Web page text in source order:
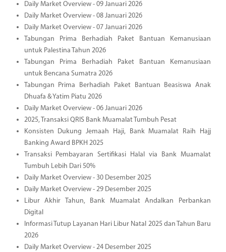
Daily Market Overview - 09 Januari 2026
Daily Market Overview - 08 Januari 2026
Daily Market Overview - 07 Januari 2026
Tabungan Prima Berhadiah Paket Bantuan Kemanusiaan
untuk Palestina Tahun 2026
Tabungan Prima Berhadiah Paket Bantuan Kemanusiaan
untuk Bencana Sumatra 2026
Tabungan Prima Berhadiah Paket Bantuan Beasiswa Anak
Dhuafa & Yatim Piatu 2026
Daily Market Overview - 06 Januari 2026
2025, Transaksi QRIS Bank Muamalat Tumbuh Pesat
Konsisten Dukung Jemaah Haji, Bank Muamalat Raih Hajj
Banking Award BPKH 2025
Transaksi Pembayaran Sertifikasi Halal via Bank Muamalat
Tumbuh Lebih Dari 50%
Daily Market Overview - 30 Desember 2025
Daily Market Overview - 29 Desember 2025
Libur Akhir Tahun, Bank Muamalat Andalkan Perbankan
Digital
Informasi Tutup Layanan Hari Libur Natal 2025 dan Tahun Baru
2026
Daily Market Overview - 24 Desember 2025